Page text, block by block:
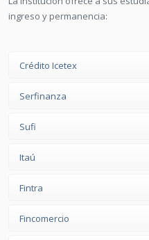
ingreso y permanencia:
Crédito Icetex
Serfinanza
Sufi
Itaú
Fintra
Fincomercio